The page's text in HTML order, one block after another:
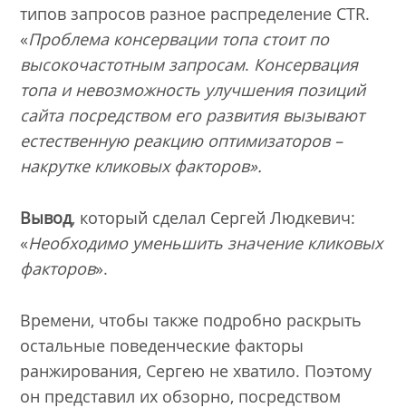
типов запросов разное распределение CTR.
«Проблема консервации топа стоит по
высокочастотным запросам. Консервация
топа и невозможность улучшения позиций
сайта посредством его развития вызывают
естественную реакцию оптимизаторов –
накрутке кликовых факторов».
Вывод, который сделал Сергей Людкевич:
«Необходимо уменьшить значение кликовых
факторов».
Времени, чтобы также подробно раскрыть
остальные поведенческие факторы
ранжирования, Сергею не хватило. Поэтому
он представил их обзорно, посредством